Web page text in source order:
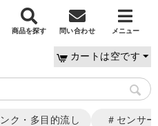
商品を探す 問い合わせ メニュー
カートは空です
ク・多目的流し ＃センサ